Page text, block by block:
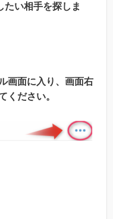
たい相手を探しま
画面に入り、画面右
ください。